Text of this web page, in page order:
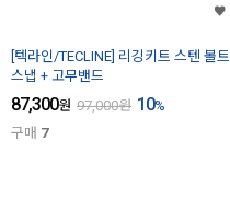
[텍라인/TECLINE] 리깅키트 스텐 볼트
스냅 + 고무밴드
87,300원 97,000원 10%
구매 7